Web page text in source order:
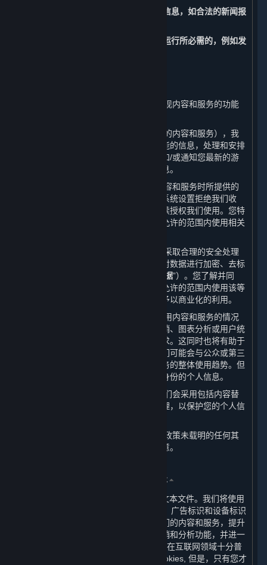
8. 从合法公开披露的信息中收集的个人信息，如合法的新闻报
9. 维护所提供的内容和服务的安全稳定运行所必需的，例如发
（一） 我们会根据本政策的规定并为实现内容和服务的功能
（二） 根据收集的数据（包括您所订购的内容和服务），我
们会通知您有关更新或升级的服务和功能的信息，处理和安排
您所需的客户支持、技术咨询或问题，和/或通知您最新的游
戏更新、竞赛、促销信息、特殊活动信息。
（三） 请您注意，就您在使用我们的内容和服务时所提供的
所有个人信息，除非被您删除或您通过系统设置拒绝我们收
集，否则您将被视为在使用平台期间持续授权我们使用。您特
此同意，我们和我们的合作伙伴在法律允许的范围内使用相关
（四） 在收集您的个人信息后，我们会采取合理的安全处理
措施来保护信息的安全性，例如，通过对数据进行加密、去标
已处理数据”）。您了解并同
意，我们和我们的合作伙伴有权在法律允许的范围内使用该等
已处理数据并对用户数据库进行分析并予以商业化的利用。
（五） 我们和我们的合作伙伴会对您使用内容和服务的情况
进行统计，将这些统计信息用于市场营销、图表分析或用户统
计中，以使内容和服务更加符合您的需求。这同时也将有助于
我们更好地理解和服务我们的用户。我们可能会与公众或第三
方共享这些统计信息，以展示内容和服务的整体使用趋势。但
这些统计信息不包含任何可用来识别您身份的个人信息。
（六） 当我们展示您的个人信息时，我们会采用包括内容替
换、假名等方式对您的个人信息进行处理，以保护您的个人信
（七） 当我们要将您的个人信息用于本政策未载明的任何其
他用途时，我们会再次征求您的授权同意。
三、 我们如何使用Cookie及其同类技术 ⏶
（一） Cookies是放置于您计算机上的文本文件。我们将使用
Cookie及类似技术（如网站信标、像素、广告标识和设备标识
符等）以帮助我们分析用户如何使用我们的内容和服务，提升
内容和服务的质量与体验，增强市场营销和分析功能，并进一
步加强我们网站的性能。Cookies的使用在互联网领域十分普
遍。虽然绝大多数浏览器会自动接受Cookies, 但是，只有您才